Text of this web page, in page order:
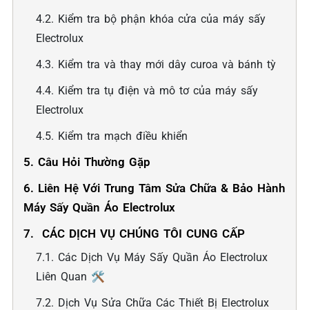
4.2. Kiểm tra bộ phận khóa cửa của máy sấy
Electrolux
4.3. Kiểm tra và thay mới dây curoa và bánh tỳ
4.4. Kiểm tra tụ điện và mô tơ của máy sấy
Electrolux
4.5. Kiểm tra mạch điều khiển
5. Câu Hỏi Thường Gặp
6. Liên Hệ Với Trung Tâm Sửa Chữa & Bảo Hành
Máy Sấy Quần Áo Electrolux
7. ️ CÁC DỊCH VỤ CHÚNG TÔI CUNG CẤP
7.1. Các Dịch Vụ Máy Sấy Quần Áo Electrolux
Liên Quan 🛠️
7.2. Dịch Vụ Sửa Chữa Các Thiết Bị Electrolux